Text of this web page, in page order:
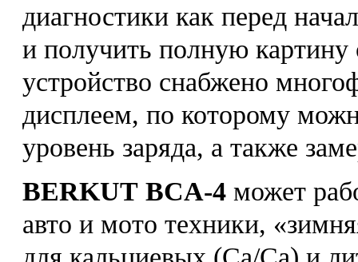
диагностики как перед
и получить полную
устройство снабжено
дисплеем, по которому
уровень заряда, а также
BERKUT BCA-4 может
авто и мото техники,